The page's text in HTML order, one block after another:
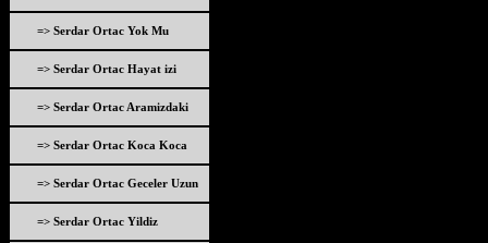
=> Serdar Ortac Yok Mu
=> Serdar Ortac Hayat izi
=> Serdar Ortac Aramizdaki
=> Serdar Ortac Koca Koca
=> Serdar Ortac Geceler Uzun
=> Serdar Ortac Yildiz